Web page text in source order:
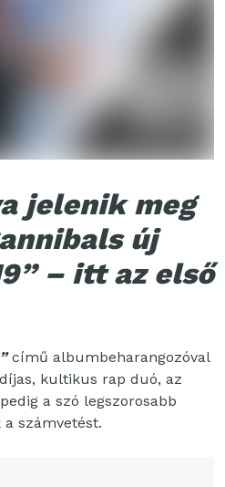
jelenik meg
új
– itt az első
című albumbeharangozóval
kultikus rap duó, az
a szó legszorosabb
számvetést.